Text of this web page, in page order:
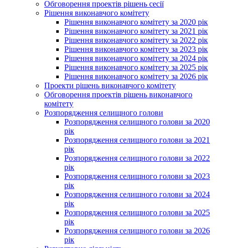
Обговорення проектів рішень сесії
Рішення виконавчого комітету
Рішення виконавчого комітету за 2020 рік
Рішення виконавчого комітету за 2021 рік
Рішення виконавчого комітету за 2022 рік
Рішення виконавчого комітету за 2023 рік
Рішення виконавчого комітету за 2024 рік
Рішення виконавчого комітету за 2025 рік
Рішення виконавчого комітету за 2026 рік
Проекти рішень виконавчого комітету
Обговорення проектів рішень виконавчого
комітету
Розпорядження селищного голови
Розпорядження селищного голови за 2020
рік
Розпорядження селищного голови за 2021
рік
Розпорядження селищного голови за 2022
рік
Розпорядження селищного голови за 2023
рік
Розпорядження селищного голови за 2024
рік
Розпорядження селищного голови за 2025
рік
Розпорядження селищного голови за 2026
рік